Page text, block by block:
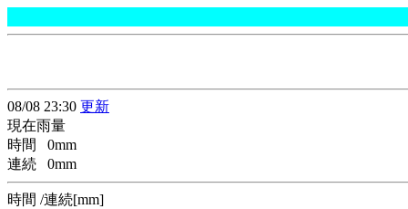
08/08 23:30 更新
現在雨量
時間 0mm
連続 0mm
時間 /連続[mm]